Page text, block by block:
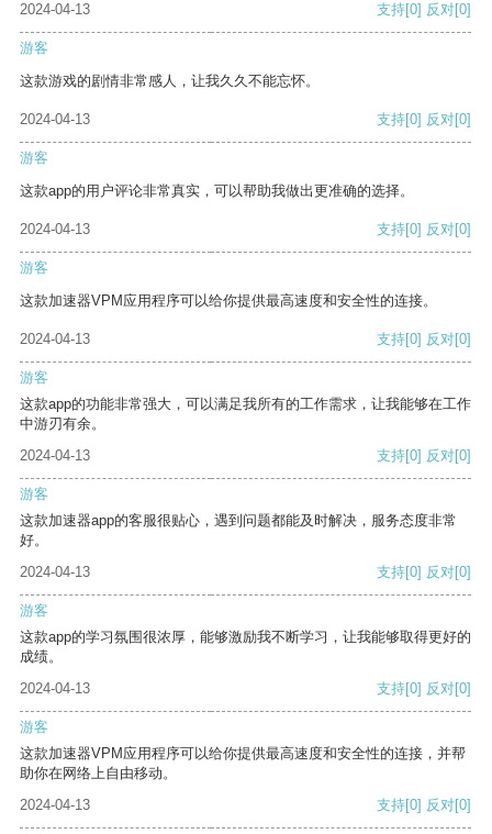
2024-04-13 支持[0] 反对[0]
游客
这款游戏的剧情非常感人，让我久久不能忘怀。
2024-04-13 支持[0] 反对[0]
游客
这款app的用户评论非常真实，可以帮助我做出更准确的选择。
2024-04-13 支持[0] 反对[0]
游客
这款加速器VPM应用程序可以给你提供最高速度和安全性的连接。
2024-04-13 支持[0] 反对[0]
游客
这款app的功能非常强大，可以满足我所有的工作需求，让我能够在工作
中游刃有余。
2024-04-13
支持[0] 反对[0]
游客
这款加速器app的客服很贴心，遇到问题都能及时解决，服务态度非常
好。
2024-04-13
支持[0] 反对[0]
游客
这款app的学习氛围很浓厚，能够激励我不断学习，让我能够取得更好的
成绩。
2024-04-13
支持[0] 反对[0]
游客
这款加速器VPM应用程序可以给你提供最高速度和安全性的连接，并帮
助你在网络上自由移动。
2024-04-13
支持[0] 反对[0]